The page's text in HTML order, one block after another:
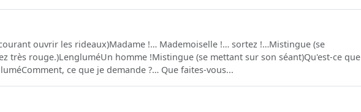
ouvrir les rideaux)Madame !… Mademoiselle !… sortez !…Mistingue (se
très rouge.)LengluméUn homme !Mistingue (se mettant sur son séant)Qu'est-ce que
ce que je demande ?… Que faites-vous...